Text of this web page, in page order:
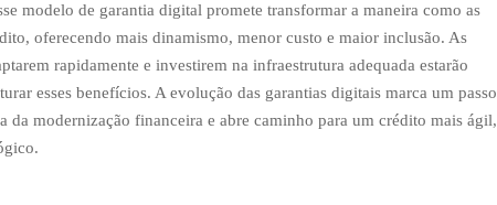
modelo de garantia digital promete transformar a maneira como as
oferecendo mais dinamismo, menor custo e maior inclusão. As
rapidamente e investirem na infraestrutura adequada estarão
esses benefícios. A evolução das garantias digitais marca um passo
da modernização financeira e abre caminho para um crédito mais ágil,